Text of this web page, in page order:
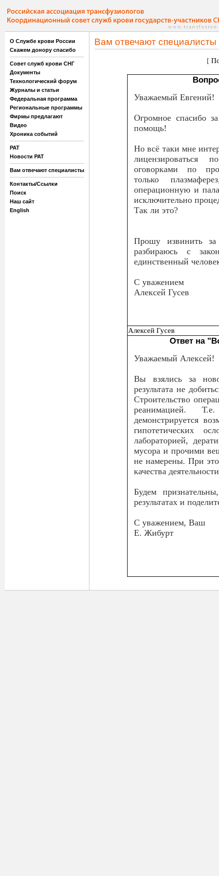
О Службе крови России
Скажем донору спасибо
Совет служб крови СНГ
Документы
Технологический форум
Журналы и статьи
Федеральная программа
Региональные программы
Фирмы предлагают
Видео
Хроника событий
РАТ
Новости РАТ
Вам отвечают специалисты
Контакты/Ссылки
Поиск
Наш сайт
English
Вам отвечают специалисты
[
Уважаемый Евгений!
Огромное спасибо
помощь!
Но всё таки мне
лицензироваться
оговорками по
только
операционную и
исключительно
Так ли это?
Прошу извинить
разбираюсь с
единственный
С уважением
Алексей Гусев
Алексей Гусев
Ответ на
Уважаемый Алексей!
Вы взялись за
результата не
Строительство
реанимацией.
демонстрируется
гипотетических
лабораторией,
мусора и прочими
не намерены. При
качества
Будем
результатах и
С уважением, Ваш
Е. Жибурт